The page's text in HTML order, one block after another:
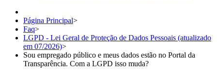
Página Principal>
Faq>
LGPD - Lei Geral de Proteção de Dados Pessoais (atualizado
em 07/2026)>
Sou empregado público e meus dados estão no Portal da
Transparência. Com a LGPD isso muda?